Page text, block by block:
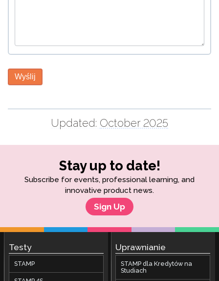
Wyślij
Updated: October 2025
Stay up to date!
Subscribe for events, professional learning, and
innovative product news.
Sign Up
Testy
STAMP
Uprawnianie
STAMP dla Kredytów na
Studiach